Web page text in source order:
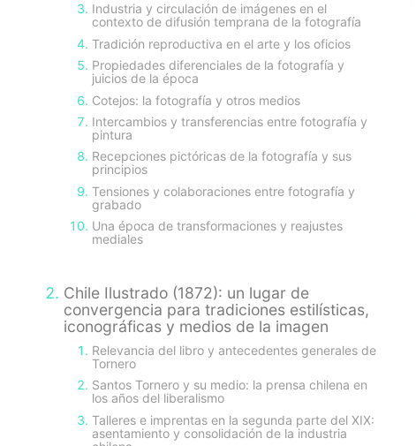
Industria y circulación de imágenes en el
contexto de difusión temprana de la fotografía
Tradición reproductiva en el arte y los oficios
Propiedades diferenciales de la fotografía y
juicios de la época
Cotejos: la fotografía y otros medios
Intercambios y transferencias entre fotografía y
pintura
Recepciones pictóricas de la fotografía y sus
principios
Tensiones y colaboraciones entre fotografía y
grabado
Una época de transformaciones y reajustes
mediales
Chile Ilustrado (1872): un lugar de
convergencia para tradiciones estilísticas,
iconográficas y medios de la imagen
Relevancia del libro y antecedentes generales de
Tornero
Santos Tornero y su medio: la prensa chilena en
los años del liberalismo
Talleres e imprentas en la segunda parte del XIX:
asentamiento y consolidación de la industria